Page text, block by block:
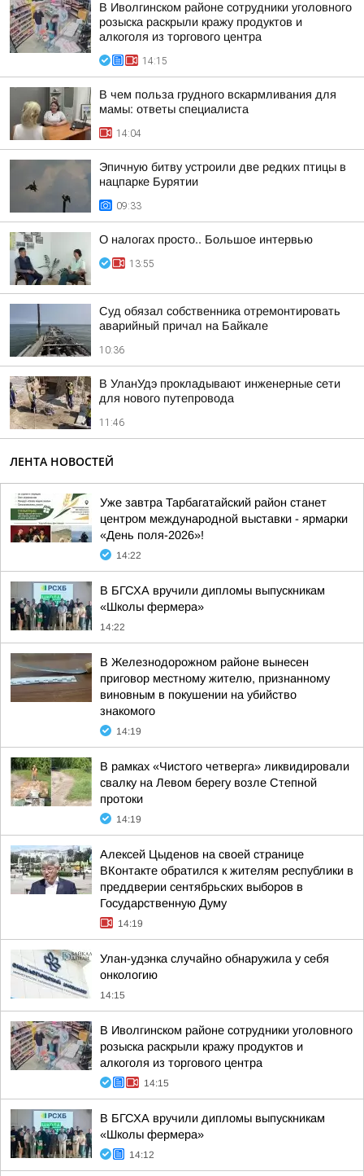
В Иволгинском районе сотрудники уголовного
розыска раскрыли кражу продуктов и
алкоголя из торгового центра
14:15
В чем польза грудного вскармливания для
мамы: ответы специалиста
14:04
Эпичную битву устроили две редких птицы в
нацпарке Бурятии
09:33
О налогах просто.. Большое интервью
13:55
Суд обязал собственника отремонтировать
аварийный причал на Байкале
10:36
В УланУдэ прокладывают инженерные сети
для нового путепровода
11:46
ЛЕНТА НОВОСТЕЙ
Уже завтра Тарбагатайский район станет
центром международной выставки - ярмарки
«День поля-2026»!
14:22
В БГСХА вручили дипломы выпускникам
«Школы фермера»
14:22
В Железнодорожном районе вынесен
приговор местному жителю, признанному
виновным в покушении на убийство
знакомого
14:19
В рамках «Чистого четверга» ликвидировали
свалку на Левом берегу возле Степной
протоки
14:19
Алексей Цыденов на своей странице
ВКонтакте обратился к жителям республики в
преддверии сентябрьских выборов в
Государственную Думу
14:19
Улан-удэнка случайно обнаружила у себя
онкологию
14:15
В Иволгинском районе сотрудники уголовного
розыска раскрыли кражу продуктов и
алкоголя из торгового центра
14:15
В БГСХА вручили дипломы выпускникам
«Школы фермера»
14:12